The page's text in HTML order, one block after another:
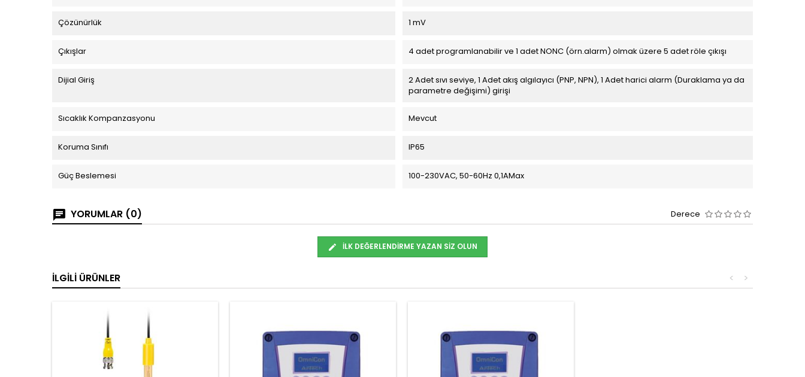
Çözünürlük 1 mV
Çıkışlar 4 adet programlanabilir ve 1 adet NONC (örn.alarm) olmak üzere 5 adet röle çıkışı
Dijial Giriş
2 Adet sıvı seviye, 1 Adet akış algılayıcı (PNP, NPN), 1 Adet harici alarm (Duraklama ya da
parametre değişimi) girişi
Sıcaklık Kompanzasyonu Mevcut
Koruma Sınıfı IP65
Güç Beslemesi 100-230VAC, 50-60Hz 0,1AMax
YORUMLAR (0) Derece
İLK DEĞERLENDIRME YAZAN SIZ OLUN
İLGILI ÜRÜNLER >
<